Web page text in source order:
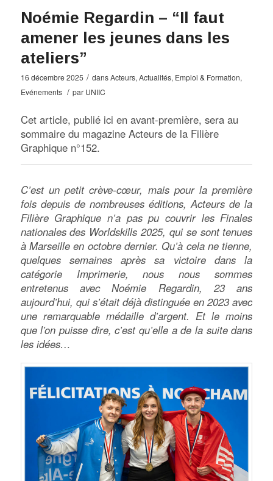
Noémie Regardin – “Il faut
amener les jeunes dans les
ateliers”
16 décembre 2025 / dansActeurs, Actualités, Emploi & Formation,
Evénements / par UNIIC
Cet article, publié ici en avant-première, sera au
sommaire du magazine Acteurs de la Filière
Graphique n°152.
C’est un petit crève-cœur, mais pour la première
fois depuis de nombreuses éditions, Acteurs de la
Filière Graphique n’a pas pu couvrir les Finales
nationales des Worldskills 2025, qui se sont tenues
à Marseille en octobre dernier. Qu’à cela ne tienne,
quelques semaines après sa victoire dans la
catégorie Imprimerie, nous nous sommes
entretenus avec Noémie Regardin, 23 ans
aujourd’hui, qui s’était déjà distinguée en 2023 avec
une remarquable médaille d’argent. Et le moins
que l’on puisse dire, c’est qu’elle a de la suite dans
les idées…